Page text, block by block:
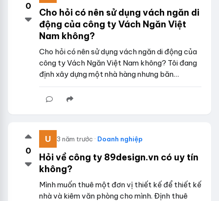
0
Cho hỏi có nên sử dụng vách ngăn di
động của công ty Vách Ngăn Việt
Nam không?
Cho hỏi có nên sử dụng vách ngăn di động của
công ty Vách Ngăn Việt Nam không? Tôi đang
định xây dựng một nhà hàng nhưng băn…
0
3 năm trước · Doanh nghiệp
Hỏi về công ty 89design.vn có uy tín
không?
Mình muốn thuê một đơn vị thiết kế để thiết kế
nhà và kiêm văn phòng cho mình. Định thuê